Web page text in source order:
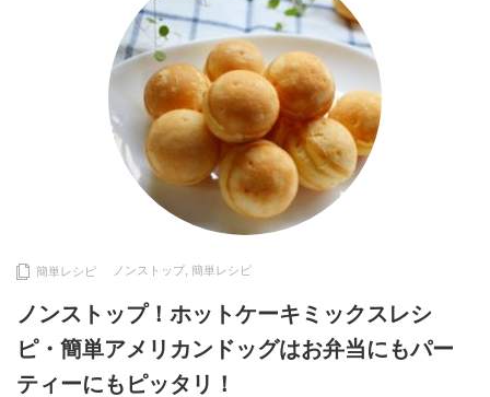
簡単レシピ ノンストップ 簡単レシピ
ノンストップ！ホットケーキミックスレシ
ピ・簡単アメリカンドッグはお弁当にもパー
ティーにもピッタリ！